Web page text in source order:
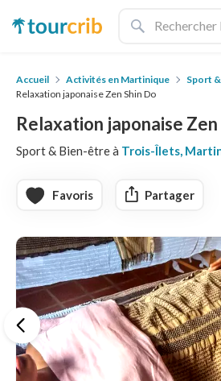
Accueil Activités en Martinique
Sport
Relaxation japonaise Zen Shin Do
Relaxation japonaise Zen
Sport & Bien-être à Trois-Îlets,
Favoris Partager